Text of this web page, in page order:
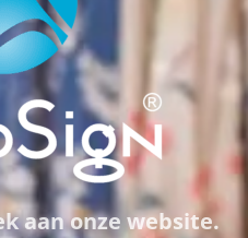
aan onze website.